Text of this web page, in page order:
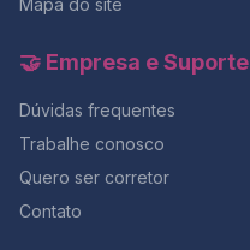
🤝 Empresa e Suporte
Dúvidas frequentes
Trabalhe conosco
Quero ser corretor
Contato